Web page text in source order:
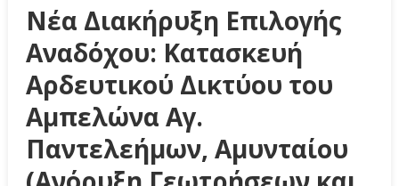
Νέα Διακήρυξη Επιλογής
Αναδόχου: Κατασκευή
Αρδευτικού Δικτύου του
Αμπελώνα Αγ.
Παντελεήμων, Αμυνταίου